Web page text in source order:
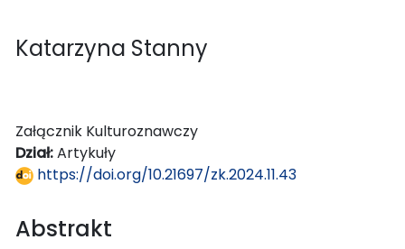
Katarzyna Stanny
Załącznik Kulturoznawczy
Dział:Artykuły
https://doi.org/10.21697/zk.2024.11.43
Abstrakt